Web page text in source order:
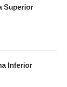
Superior
Inferior